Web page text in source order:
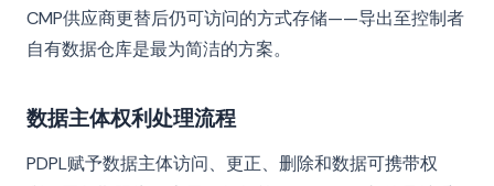
CMP供应商更替后仍可访问的方式存储——导出至控制者
自有数据仓库是最为简洁的方案。
数据主体权利处理流程
PDPL赋予数据主体访问、更正、删除和数据可携带权